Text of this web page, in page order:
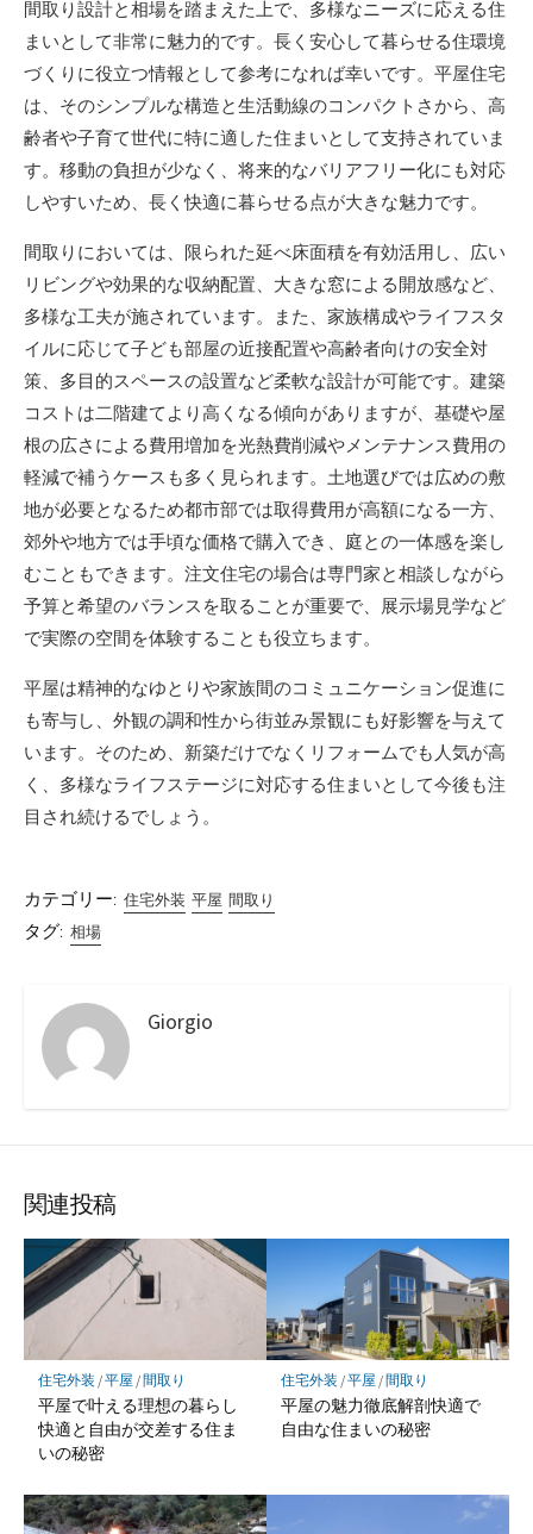
間取り設計と相場を踏まえた上で、多様なニーズに応える住
まいとして非常に魅力的です。長く安心して暮らせる住環境
づくりに役立つ情報として参考になれば幸いです。平屋住宅
は、そのシンプルな構造と生活動線のコンパクトさから、高
齢者や子育て世代に特に適した住まいとして支持されていま
す。移動の負担が少なく、将来的なバリアフリー化にも対応
しやすいため、長く快適に暮らせる点が大きな魅力です。
間取りにおいては、限られた延べ床面積を有効活用し、広い
リビングや効果的な収納配置、大きな窓による開放感など、
多様な工夫が施されています。また、家族構成やライフスタ
イルに応じて子ども部屋の近接配置や高齢者向けの安全対
策、多目的スペースの設置など柔軟な設計が可能です。建築
コストは二階建てより高くなる傾向がありますが、基礎や屋
根の広さによる費用増加を光熱費削減やメンテナンス費用の
軽減で補うケースも多く見られます。土地選びでは広めの敷
地が必要となるため都市部では取得費用が高額になる一方、
郊外や地方では手頃な価格で購入でき、庭との一体感を楽し
むこともできます。注文住宅の場合は専門家と相談しながら
予算と希望のバランスを取ることが重要で、展示場見学など
で実際の空間を体験することも役立ちます。
平屋は精神的なゆとりや家族間のコミュニケーション促進に
も寄与し、外観の調和性から街並み景観にも好影響を与えて
います。そのため、新築だけでなくリフォームでも人気が高
く、多様なライフステージに対応する住まいとして今後も注
目され続けるでしょう。
カテゴリー: 住宅外装 平屋 間取り
タグ: 相場
Giorgio
関連投稿
住宅外装 /平屋 /間取り
平屋で叶える理想の暮らし
快適と自由が交差する住ま
いの秘密
住宅外装 /平屋 /間取り
平屋の魅力徹底解剖快適で
自由な住まいの秘密